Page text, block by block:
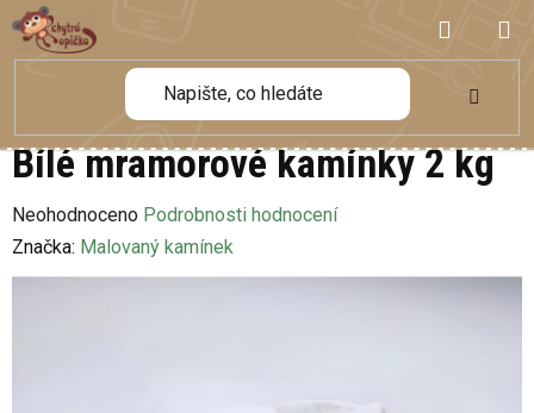
Přejít
na
obsah
KOŠÍK
Bílé mramorové kamínky 2 kg
Průměrné
hodnocení
produktu
Neohodnoceno Podrobnosti hodnocení
Značka: Malovaný kamínek